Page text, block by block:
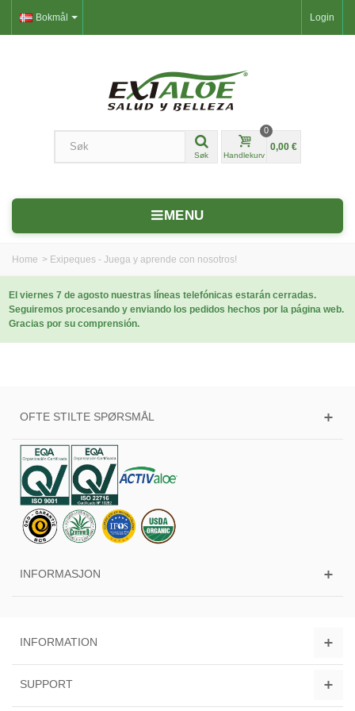
Login
Bokmål
Søk Handlekurv
0
0,00 €
MENU
Home > Exipeques - Juega y aprende con nosotros!
El viernes 7 de agosto nuestras líneas telefónicas estarán cerradas.
Seguiremos procesando y enviando los pedidos hechos por la página web.
Gracias por su comprensión.
OFTE STILTE SPØRSMÅL
INFORMASJON
INFORMATION
SUPPORT